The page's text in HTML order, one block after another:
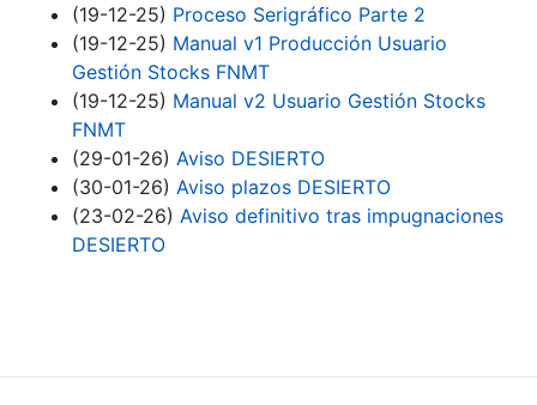
(19-12-25) Proceso Serigráfico Parte 2
(19-12-25) Manual v1 Producción Usuario
Gestión Stocks FNMT
(19-12-25) Manual v2 Usuario Gestión Stocks
FNMT
(29-01-26) Aviso DESIERTO
(30-01-26) Aviso plazos DESIERTO
(23-02-26) Aviso definitivo tras impugnaciones
DESIERTO